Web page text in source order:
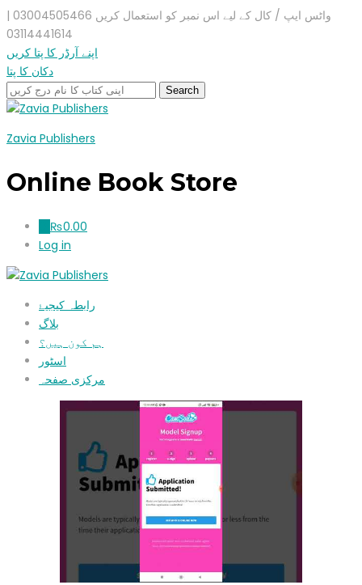
واٹس ایپ / کال کے لیے اس نمبر کو استعمال کریں 03004505466 |
03114441614
اپنے آرڈر کا پتا کریں
دکان کا پتا
Zavia Publishers
Online Book Store
₨0.00
Log in
رابطہ کیجیۓ
بلاگ
ہم کون ہیں؟
اسٹور
مرکزی صفحہ